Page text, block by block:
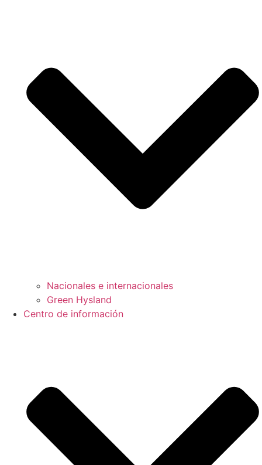
Nacionales e internacionales
Green Hysland
Centro de información